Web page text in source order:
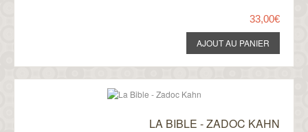
33,00€
LA BIBLE - ZADOC KAHN